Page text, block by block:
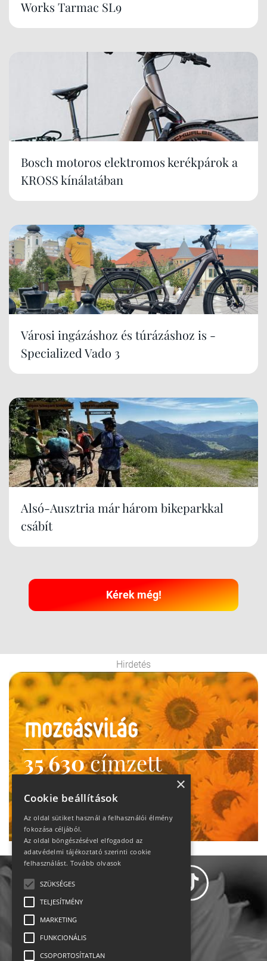
Works Tarmac SL9
Bosch motoros elektromos kerékpárok a
KROSS kínálatában
Városi ingázáshoz és túrázáshoz is -
Specialized Vado 3
Alsó-Ausztria már három bikeparkkal
csábít
Kérek még!
Hirdetés
35 630címzett
heti motiváció
Ne maradj le!
×
Cookie beállítások
Az oldal sütiket használ a felhasználói élmény
fokozása céljából.
Az oldal böngészésével elfogadod az
adatvédelmi tájékoztató szerinti cookie
felhasználást. Tovább olvasok
SZÜKSÉGES
TELJESÍTMÉNY
MARKETING
FUNKCIONÁLIS
CSOPORTOSÍTATLAN